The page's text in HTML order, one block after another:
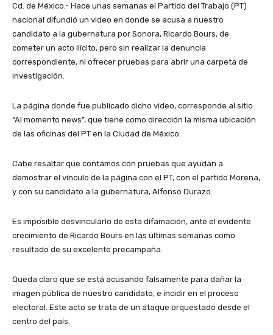
Cd. de México.- Hace unas semanas el Partido del Trabajo (PT)
nacional difundió un video en donde se acusa a nuestro
candidato a la gubernatura por Sonora, Ricardo Bours, de
cometer un acto ilícito, pero sin realizar la denuncia
correspondiente, ni ofrecer pruebas para abrir una carpeta de
investigación.
La página donde fue publicado dicho video, corresponde al sitio
“Al momento news”, que tiene como dirección la misma ubicación
de las oficinas del PT en la Ciudad de México.
Cabe resaltar que contamos con pruebas que ayudan a
demostrar el vínculo de la página con el PT, con el partido Morena,
y con su candidato a la gubernatura, Alfonso Durazo.
Es imposible desvincularlo de esta difamación, ante el evidente
crecimiento de Ricardo Bours en las últimas semanas como
resultado de su excelente precampaña.
Queda claro que se está acusando falsamente para dañar la
imagen pública de nuestro candidato, e incidir en el proceso
electoral. Este acto se trata de un ataque orquestado desde el
centro del país.